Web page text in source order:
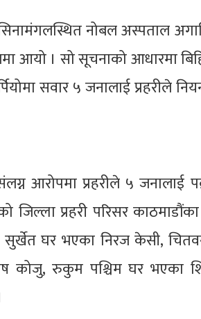
नोबल अस्पताल
आयो । सो सूचनाको आधारमा
सवार ५ जनालाई प्रहरीले
आरोपमा प्रहरीले ५ जनालाई
जिल्ला प्रहरी परिसर
सुर्खेत घर भएका निरज केसी,
कोजु, रुकुम पश्चिम घर भएका